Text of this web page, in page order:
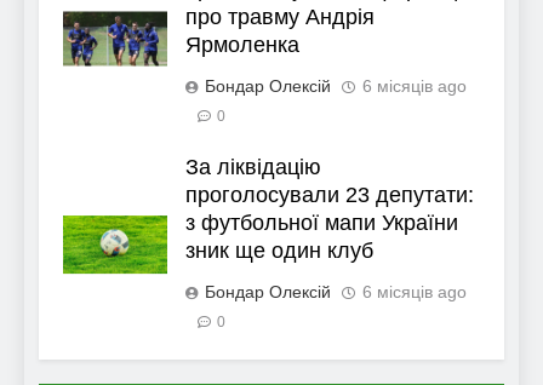
про травму Андрія
Ярмоленка
Бондар Олексій 6 місяців ago
0
За ліквідацію
проголосували 23 депутати:
з футбольної мапи України
зник ще один клуб
Бондар Олексій 6 місяців ago
0